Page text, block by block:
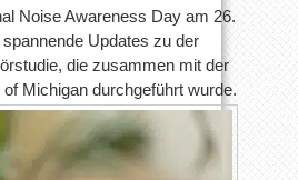
Noise Awareness Day am 26.
Updates zu der
die zusammen mit der
Michigan durchgeführt wurde.